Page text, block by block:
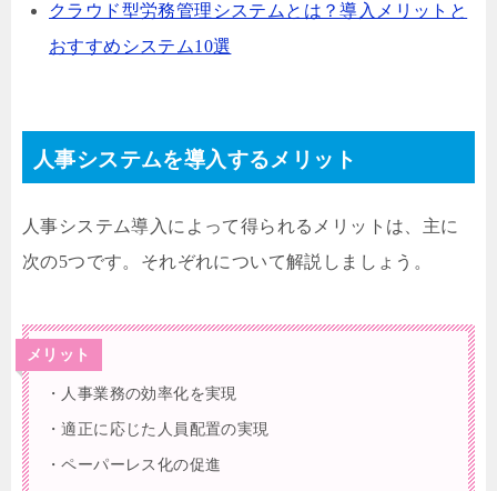
クラウド型労務管理システムとは？導入メリットと
おすすめシステム10選
人事システムを導入するメリット
人事システム導入によって得られるメリットは、主に
次の5つです。それぞれについて解説しましょう。
メリット
・人事業務の効率化を実現
・適正に応じた人員配置の実現
・ペーパーレス化の促進